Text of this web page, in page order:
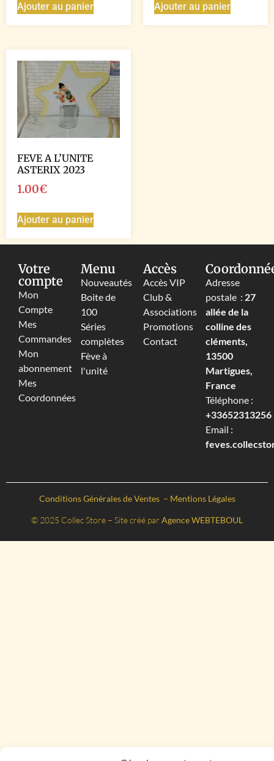
Ajouter au panier Ajouter au panier
FEVE A L’UNITE
ASTERIX 2023
1.00€
Ajouter au panier
Votre
compte
Mon
Compte
Mes
Commandes
Mon
abonnement
Mes
Coordonnées
Menu
Nouveautés
Boite de
100
Séries
complètes
Fève à
l'unité
Accès
Accès VIP
Club &
Associations
Promotions
Contact
Adresse
postale : 27
allée de la
colline des
cléments,
13500
Martigues,
France
Téléphone :
+33652313256‬
Email :
Conditions Générales de Ventes – Mentions Légales
© 2025 Collec Store – Site créé par Agence WEBTEBOUL